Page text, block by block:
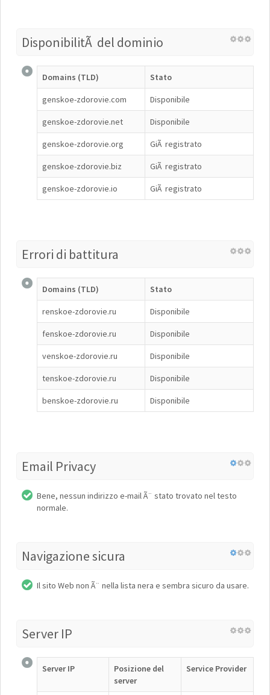
DisponibilitÃ del dominio
Domains (TLD) Stato
genskoe-zdorovie.com Disponibile
genskoe-zdorovie.net Disponibile
genskoe-zdorovie.org GiÃ registrato
genskoe-zdorovie.biz GiÃ registrato
genskoe-zdorovie.io GiÃ registrato
Errori di battitura
Domains (TLD) Stato
renskoe-zdorovie.ru Disponibile
fenskoe-zdorovie.ru Disponibile
venskoe-zdorovie.ru Disponibile
tenskoe-zdorovie.ru Disponibile
benskoe-zdorovie.ru Disponibile
Email Privacy
Bene, nessun indirizzo e-mail Ã¨ stato trovato nel testo
normale.
Navigazione sicura
Il sito Web non Ã¨ nella lista nera e sembra sicuro da usare.
Server IP
Server IP
Posizione del
server
Service Provider